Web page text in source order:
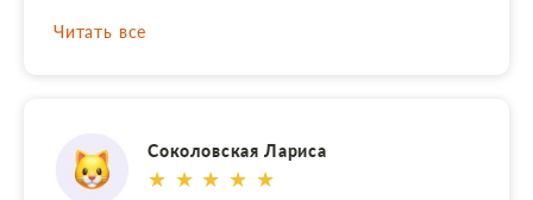
обсудили и оформили. Установка
контролировали и принимали
родственники, всё отлично! Считаю,
Читать все
Соколовская Лариса
★ ★ ★ ★ ★